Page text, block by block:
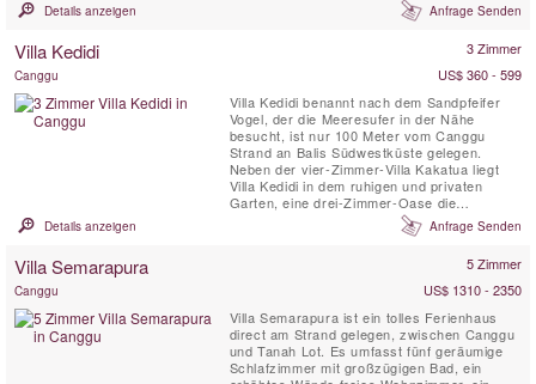
Details anzeigen Anfrage Senden
Villa Kedidi 3 Zimmer
Canggu
US$ 360 - 599
Villa Kedidi benannt nach dem Sandpfeifer
Vogel, der die Meeresufer in der Nähe
besucht, ist nur 100 Meter vom Canggu
Strand an Balis Südwestküste gelegen.
Neben der vier-Zimmer-Villa Kakatua liegt
Villa Kedidi in dem ruhigen und privaten
Garten, eine drei-Zimmer-Oase die
Quintessenz des balinesischen Hauses. Die
Villa ist im traditionellen Bali-Stil gestaltet, mit
tropische Brise ein und kühlen die ...
Details anzeigen Anfrage Senden
Villa Semarapura 5 Zimmer
Canggu
US$ 1310 - 2350
Villa Semarapura ist ein tolles Ferienhaus
direct am Strand gelegen, zwischen Canggu
und Tanah Lot. Es umfasst fünf geräumige
Schlafzimmer mit großzügigen Bad, ein